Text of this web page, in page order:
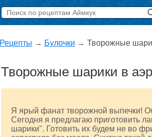
Рецепты → Булочки → Творожные
Творожные шарики в
Я ярый фанат творожной выпечки!
Сегодня я предлагаю приготовить
шарики". Готовить их будем не во